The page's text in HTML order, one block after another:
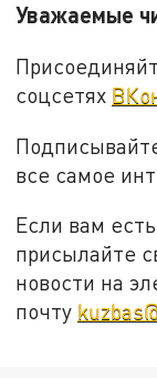
Уважаемые
соцсетях
все самое
Если вам
присылайте
новости на
почту